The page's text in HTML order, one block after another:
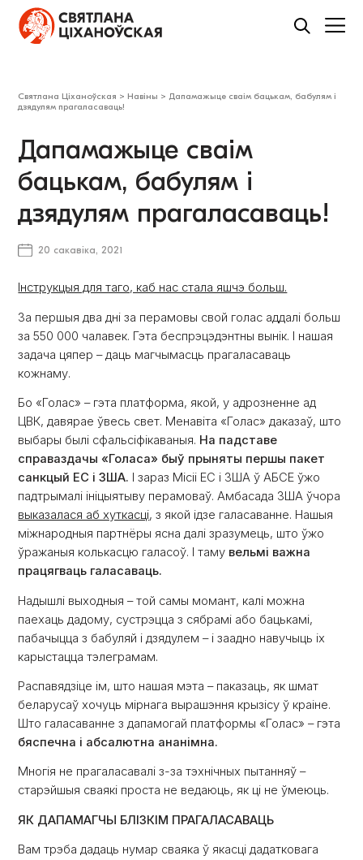
Святлана Ціханоўская > Навіны > Дапамажыце сваім бацькам, бабулям і
дзядулям прагаласаваць!
Дапамажыце сваім
бацькам, бабулям і
дзядулям прагаласаваць!
20 сакавіка, 2021
Інструкцыя для таго, каб нас стала яшчэ больш.
За першыя два дні за перамовы свой голас аддалі больш
за 550 000 чалавек. Гэта беспрэцэдэнтны вынік. І нашая
задача цяпер – даць магчымасць прагаласаваць
кожнаму.
Бо «Голас» – гэта платформа, якой, у адрозненне ад
ЦВК, давярае ўвесь свет. Менавіта «Голас» даказаў, што
выбары былі сфальсіфікаваныя. На падставе
справаздачы «Голаса» быў прыняты першы пакет
санкцый ЕС і ЗША. І зараз Місіі ЕС і ЗША ў АБСЕ ўжо
падтрымалі ініцыятыву перамоваў. Амбасада ЗША ўчора
выказалася аб хуткасці, з якой ідзе галасаванне. Нашыя
міжнародныя партнёры ясна далі зразумець, што ўжо
ўражаныя колькасцю галасоў. І таму вельмі важна
працягваць галасаваць.
Надышлі выходныя – той самы момант, калі можна
паехаць дадому, сустрэцца з сябрамі або бацькамі,
пабачыцца з бабуляй і дзядулем – і заадно навучыць іх
карыстацца тэлеграмам.
Распавядзіце ім, што нашая мэта – паказаць, як шмат
беларусаў хочуць мірнага вырашэння крызісу ў краіне.
Што галасаванне з дапамогай платформы «Голас» – гэта
бяспечна і абсалютна ананімна.
Многія не прагаласавалі з-за тэхнічных пытанняў –
старэйшыя сваякі проста не ведаюць, як ці не ўмеюць.
ЯК ДАПАМАГЧЫ БЛІЗКІМ ПРАГАЛАСАВАЦЬ
Вам трэба дадаць нумар сваяка ў якасці дадатковага